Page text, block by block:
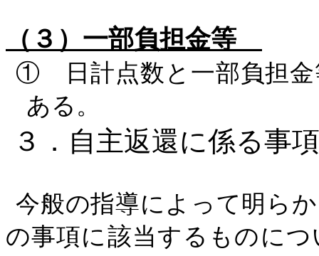
（３）一部負担金等
① 日計点数と一部負担金
ある。
３．自主返還に係る事項
今般の指導によって明ら
の事項に該当するものに